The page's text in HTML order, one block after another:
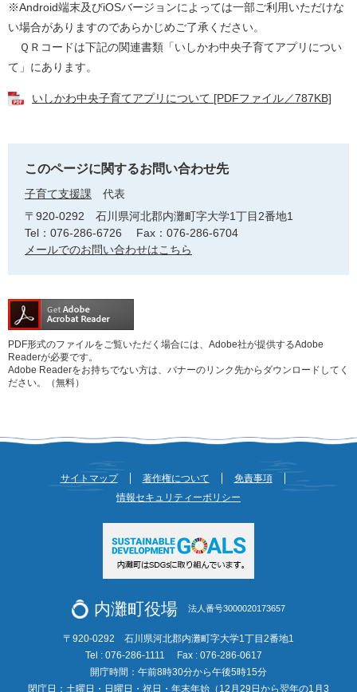
※Android端末及びiOSバージョンによっては一部ご利用いただけな
い場合がありますのであらかじめご了承ください。
ＱＲコードは下記の関連書類「いしかわ中央子育てアプリについ
て」にあります。
いしかわ中央子育てアプリについて [PDFファイル／787KB]
このページに関するお問い合わせ先
子育て支援課
代表
〒920-0292
石川県河北郡内灘町字大学1丁目2番地1
Tel：076-286-6726
Fax：076-286-6704
メールでのお問い合わせはこちら
PDF形式のファイルをご覧いただく場合には、Adobe社が提供するAdobe
Readerが必要です。
Adobe Readerをお持ちでない方は、バナーのリンク先からダウンロードしてく
ださい。（無料）
サイトマップ 著作権について
免責事項
情報セキュリティーポリシー
内灘町役場 法人番号3000020173657
〒920-0292 石川県河北郡内灘町字大学1丁目2番地1
Tel : 076-286-1111
Fax : 076-286-0617
開庁時間：午前8時30分から午後5時15分
閉庁日：土曜日・日曜日・祝日・年末年始（12月29日から翌年の1月3